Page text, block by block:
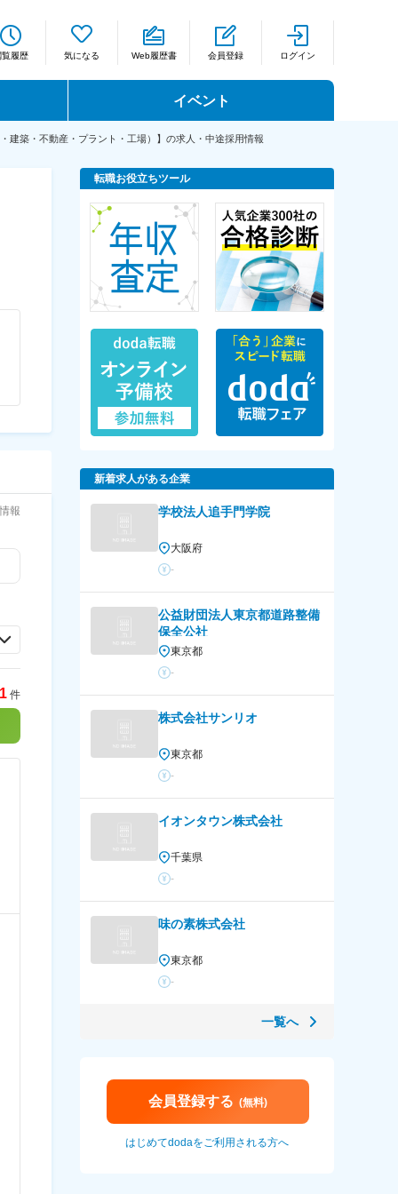
覧履歴 気になる Web履歴書 会員登録 ログイン
イベント
建築・不動産・プラント・工場）】の求人・中途採用情報
報
1 件
転職お役立ちツール
新着求人がある企業
学校法人追手門学院
大阪府
-
公益財団法人東京都道路整備
保全公社
東京都
-
株式会社サンリオ
東京都
-
イオンタウン株式会社
千葉県
-
味の素株式会社
東京都
-
一覧へ
会員登録する (無料)
はじめてdodaをご利用される方へ